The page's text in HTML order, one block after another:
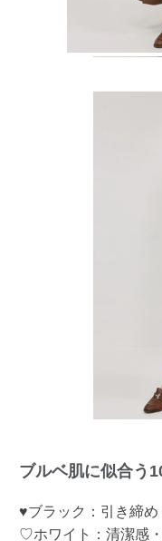
ブルベ肌に似合う
♥ブラック：引き締
♡ホワイト：清潔感